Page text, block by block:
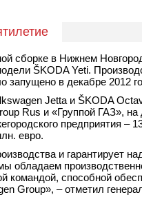
сборке в Нижнем
ŠKODA Yeti.
запущено в декабре 2012
Jetta и ŠKODA
Rus и «Группой ГАЗ»,
предприятия –
евро.
и гарантирует
обладаем
командой, способной
Group», – отметил